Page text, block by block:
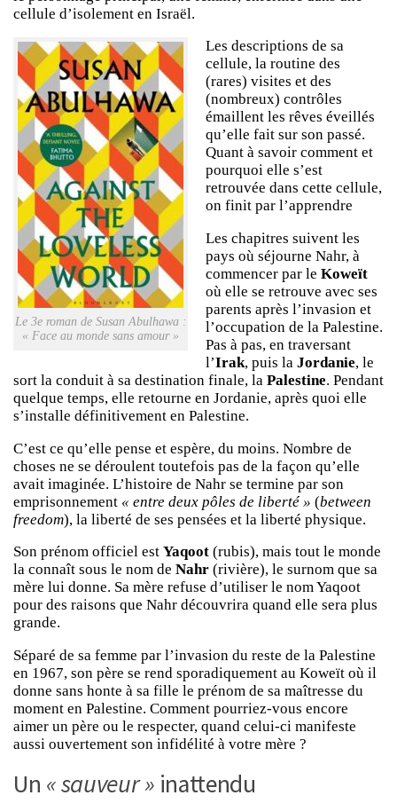
cellule d’isolement en Israël.
Le 3e roman de Susan Abulhawa :
« Face au monde sans amour »
Les descriptions de sa
cellule, la routine des
(rares) visites et des
(nombreux) contrôles
émaillent les rêves éveillés
qu’elle fait sur son passé.
Quant à savoir comment et
pourquoi elle s’est
retrouvée dans cette cellule,
on finit par l’apprendre
Les chapitres suivent les
pays où séjourne Nahr, à
commencer par le Koweït
où elle se retrouve avec ses
parents après l’invasion et
l’occupation de la Palestine.
Pas à pas, en traversant
l’Irak, puis la Jordanie, le
sort la conduit à sa destination finale, la Palestine. Pendant
quelque temps, elle retourne en Jordanie, après quoi elle
s’installe définitivement en Palestine.
C’est ce qu’elle pense et espère, du moins. Nombre de
choses ne se déroulent toutefois pas de la façon qu’elle
avait imaginée. L’histoire de Nahr se termine par son
emprisonnement « entre deux pôles de liberté » (between
freedom), la liberté de ses pensées et la liberté physique.
Son prénom officiel est Yaqoot (rubis), mais tout le monde
la connaît sous le nom de Nahr (rivière), le surnom que sa
mère lui donne. Sa mère refuse d’utiliser le nom Yaqoot
pour des raisons que Nahr découvrira quand elle sera plus
grande.
Séparé de sa femme par l’invasion du reste de la Palestine
en 1967, son père se rend sporadiquement au Koweït où il
donne sans honte à sa fille le prénom de sa maîtresse du
moment en Palestine. Comment pourriez-vous encore
aimer un père ou le respecter, quand celui-ci manifeste
aussi ouvertement son infidélité à votre mère ?
Un « sauveur »inattendu